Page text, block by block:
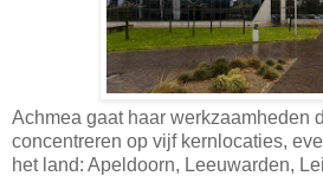
Achmea gaat haar werkzaamheden
concentreren op vijf kernlocaties,
het land: Apeldoorn, Leeuwarden,